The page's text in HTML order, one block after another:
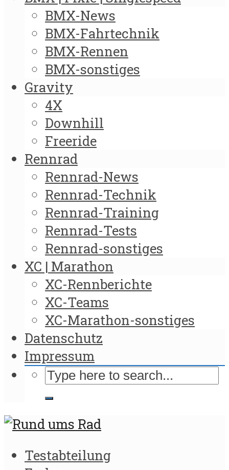
BMX-News
BMX-Fahrtechnik
BMX-Rennen
BMX-sonstiges
Gravity
4X
Downhill
Freeride
Rennrad
Rennrad-News
Rennrad-Technik
Rennrad-Training
Rennrad-Tests
Rennrad-sonstiges
XC | Marathon
XC-Rennberichte
XC-Teams
XC-Marathon-sonstiges
Datenschutz
Impressum
Testabteilung